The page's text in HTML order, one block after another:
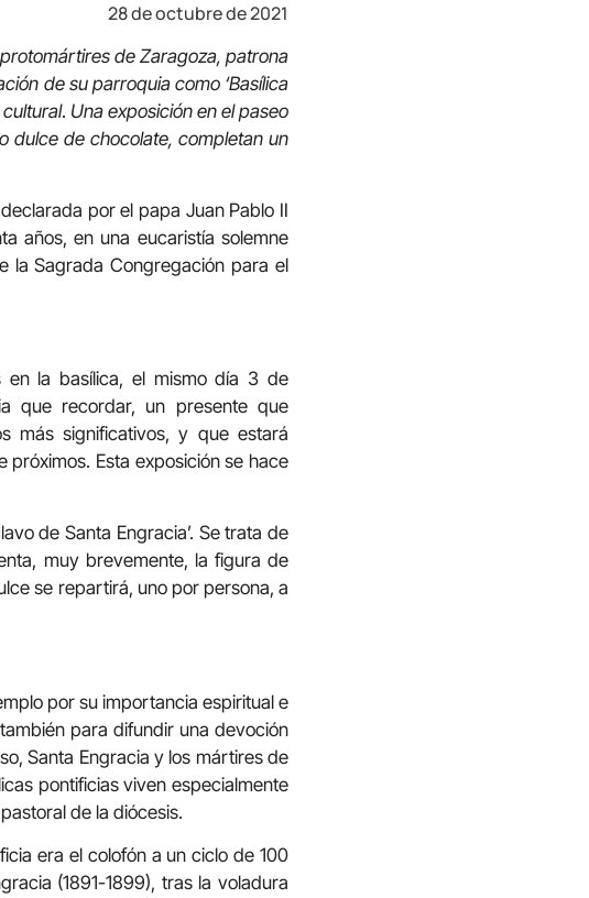
28 de octubre de 2021
de Zaragoza, patrona
de su parroquia como ‘Basílica
. Una exposición en el paseo
dulce de chocolate, completan un
por el papa Juan Pablo II
años, en una eucaristía solemne
la Sagrada Congregación para el
en la basílica, el mismo día 3 de
que recordar, un presente que
más significativos, y que estará
Esta exposición se hace
de Santa Engracia’. Se trata de
muy brevemente, la figura de
se repartirá, uno por persona, a
por su importancia espiritual e
para difundir una devoción
Santa Engracia y los mártires de
pontificias viven especialmente
de la diócesis.
era el colofón a un ciclo de 100
(1891-1899), tras la voladura